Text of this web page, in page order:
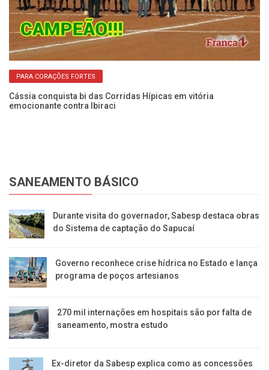
PARA CORAÇÕES FORTES
Cássia conquista bi das Corridas Hípicas em vitória
emocionante contra Ibiraci
SANEAMENTO BÁSICO
Durante visita do governador, Sabesp destaca obras
do Sistema de captação do Sapucaí
Governo reconhece crise hídrica no Estado e lança
programa de poços artesianos
270 mil internações em hospitais são por falta de
saneamento, mostra estudo
Ex-diretor da Sabesp explica como as concessões